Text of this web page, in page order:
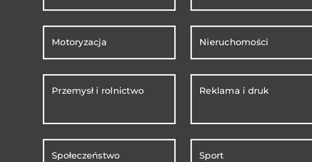
Motoryzacja Nieruchomości
Przemysł i rolnictwo Reklama i druk
Społeczeństwo Sport